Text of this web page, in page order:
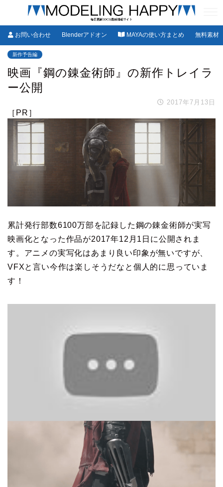
お問い合わせ Blenderアドオン MAYAの使い方まとめ 無料素材
新作予告編
映画『鋼の錬金術師』の新作トレイラ
ー公開
2017年7月13日
［PR］
累計発行部数6100万部を記録した鋼の錬金術師が実写
映画化となった作品が2017年12月1日に公開されま
す。アニメの実写化はあまり良い印象が無いですが、
VFXと言い今作は楽しそうだなと個人的に思っていま
す！